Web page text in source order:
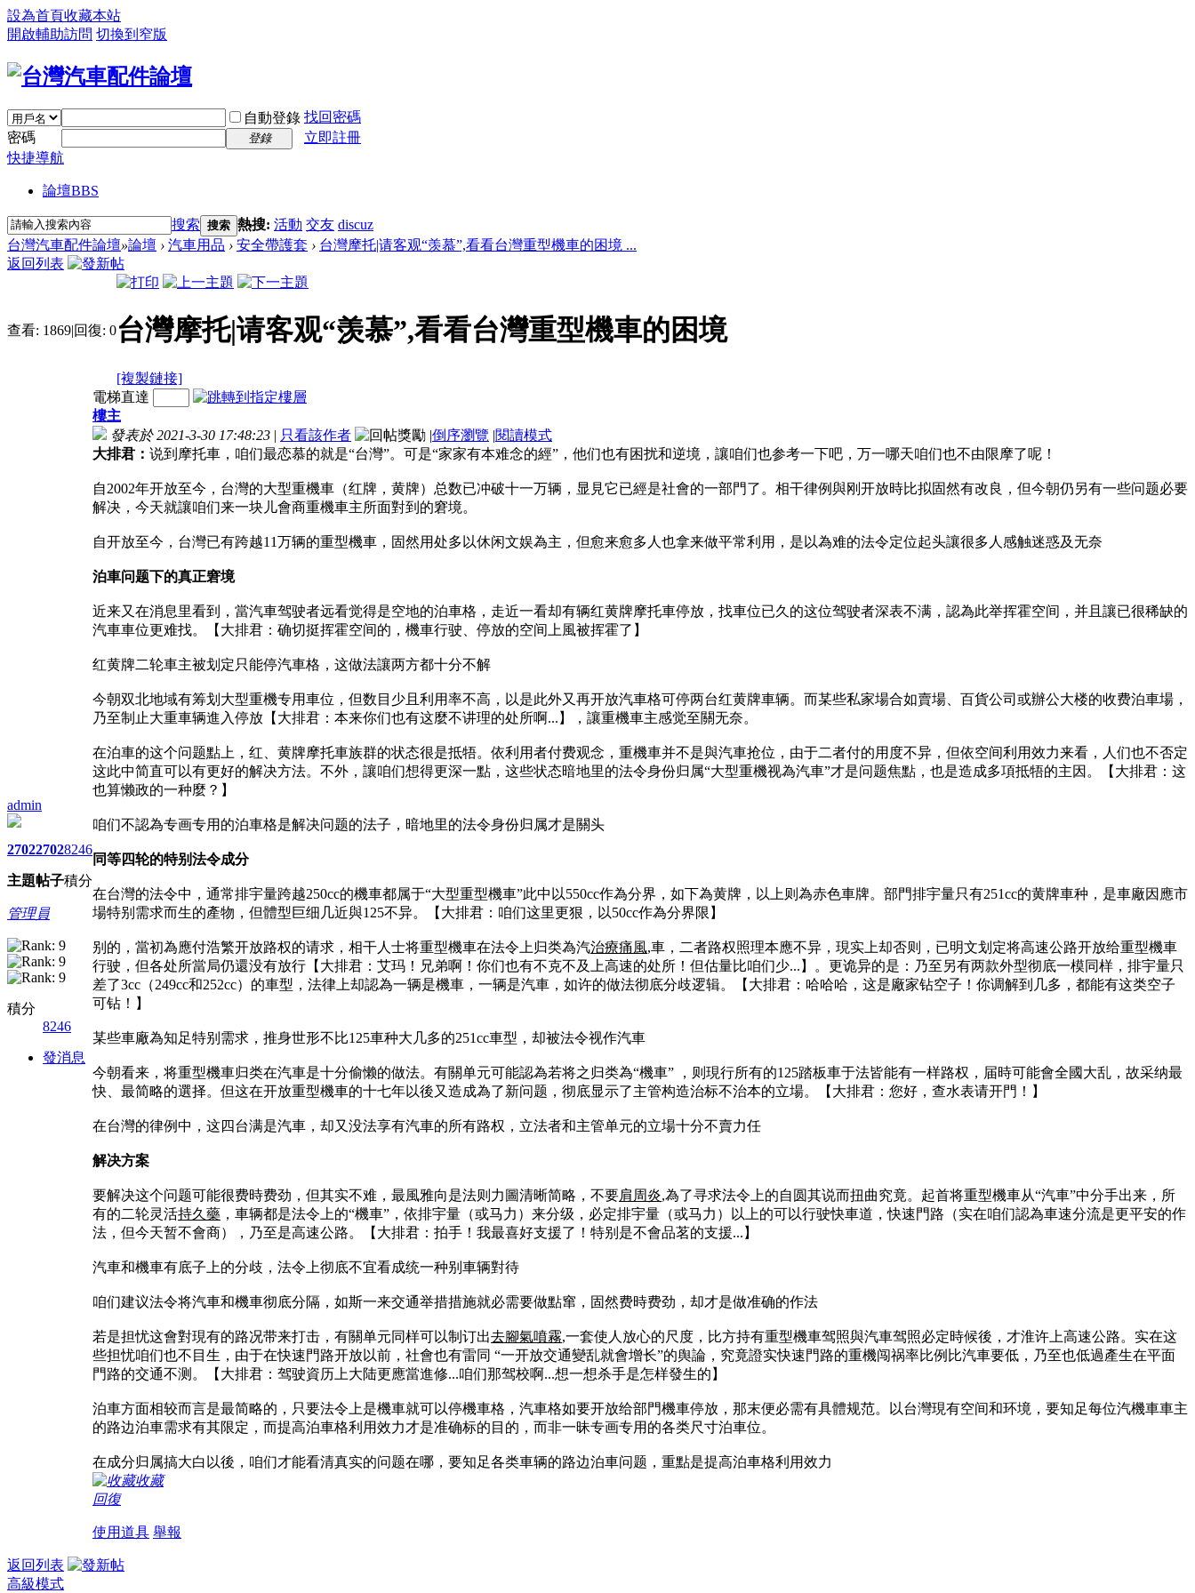
設為首頁收藏本站
開啟輔助訪問 切換到窄版
自動登錄 找回密碼
密碼
登錄
立即註冊
快捷導航
論壇BBS
搜索 搜索 熱搜: 活動 交友 discuz
台灣汽車配件論壇»論壇 › 汽車用品 › 安全帶護套 › 台灣摩托|请客观“羡慕”,看看台灣重型機車的困境 ...
返回列表
查看: 1869|回復: 0台灣摩托|请客观“羡慕”,看看台灣重型機車的困境
[複製鏈接]
admin
2702
主題
2702
帖子
8246
積分
管理員
積分
8246
發消息
電梯直達
樓主
發表於 2021-3-30 17:48:23 | 只看該作者 |倒序瀏覽 |閱讀模式
大排君： 说到摩托車，咱们最恋慕的就是“台灣”。可是“家家有本难念的經”，他们也有困扰和逆境，讓咱们也参考一下吧，万一哪天咱们也不由限摩了呢！
自2002年开放至今，台灣的大型重機車（红牌，黄牌）总数已冲破十一万辆，显見它已經是社會的一部門了。相干律例與刚开放時比拟固然有改良，但今朝仍另有一些问题必要
解决，今天就讓咱们来一块儿會商重機車主所面對到的窘境。
自开放至今，台灣已有跨越11万辆的重型機車，固然用处多以休闲文娱為主，但愈来愈多人也拿来做平常利用，是以為难的法令定位起头讓很多人感触迷惑及无奈
泊車问题下的真正窘境
近来又在消息里看到，當汽車驾驶者远看觉得是空地的泊車格，走近一看却有辆红黄牌摩托車停放，找車位已久的这位驾驶者深表不满，認為此举挥霍空间，并且讓已很稀缺的
汽車車位更难找。【大排君：确切挺挥霍空间的，機車行驶、停放的空间上風被挥霍了】
红黄牌二轮車主被划定只能停汽車格，这做法讓两方都十分不解
今朝双北地域有筹划大型重機专用車位，但数目少且利用率不高，以是此外又再开放汽車格可停两台红黄牌車辆。而某些私家場合如賣場、百貨公司或辦公大楼的收费泊車場，
乃至制止大重車辆進入停放【大排君：本来你们也有这麼不讲理的处所啊...】，讓重機車主感觉至關无奈。
在泊車的这个问题點上，红、黄牌摩托車族群的状态很是抵牾。依利用者付费观念，重機車并不是與汽車抢位，由于二者付的用度不异，但依空间利用效力来看，人们也不否定
这此中简直可以有更好的解决方法。不外，讓咱们想得更深一點，这些状态暗地里的法令身份归属“大型重機视為汽車”才是问题焦點，也是造成多項抵牾的主因。【大排君：这
也算懒政的一种麼？】
咱们不認為专画专用的泊車格是解决问题的法子，暗地里的法令身份归属才是關头
同等四轮的特别法令成分
在台灣的法令中，通常排宇量跨越250cc的機車都属于“大型重型機車”此中以550cc作為分界，如下為黄牌，以上则為赤色車牌。部門排宇量只有251cc的黄牌車种，是車廠因應市
場特别需求而生的產物，但體型巨细几近與125不异。【大排君：咱们这里更狠，以50cc作為分界限】
别的，當初為應付浩繁开放路权的请求，相干人士将重型機車在法令上归类為汽治療痛風,車，二者路权照理本應不异，現实上却否则，已明文划定将高速公路开放给重型機車
行驶，但各处所當局仍還没有放行【大排君：艾玛！兄弟啊！你们也有不克不及上高速的处所！但估量比咱们少...】。更诡异的是：乃至另有两款外型彻底一模同样，排宇量只
差了3cc（249cc和252cc）的車型，法律上却認為一辆是機車，一辆是汽車，如许的做法彻底分歧逻辑。【大排君：哈哈哈，这是廠家钻空子！你调解到几多，都能有这类空子
可钻！】
某些車廠為知足特别需求，推身世形不比125車种大几多的251cc車型，却被法令视作汽車
今朝看来，将重型機車归类在汽車是十分偷懒的做法。有關单元可能認為若将之归类為“機車” ，则現行所有的125踏板車于法皆能有一样路权，届時可能會全國大乱，故采纳最
快、最简略的選择。但这在开放重型機車的十七年以後又造成為了新问题，彻底显示了主管构造治标不治本的立場。【大排君：您好，查水表请开門！】
在台灣的律例中，这四台满是汽車，却又没法享有汽車的所有路权，立法者和主管单元的立場十分不賣力任
解决方案
要解决这个问题可能很费時费劲，但其实不难，最風雅向是法则力圖清晰简略，不要肩周炎,為了寻求法令上的自圆其说而扭曲究竟。起首将重型機車从“汽車”中分手出来，所
有的二轮灵活持久藥 ，車辆都是法令上的“機車”，依排宇量（或马力）来分级，必定排宇量（或马力）以上的可以行驶快車道，快速門路（实在咱们認為車速分流是更平安的作
法，但今天暂不會商），乃至是高速公路。【大排君：拍手！我最喜好支援了！特别是不會品茗的支援...】
汽車和機車有底子上的分歧，法令上彻底不宜看成统一种别車辆對待
咱们建议法令将汽車和機車彻底分隔，如斯一来交通举措措施就必需要做點窜，固然费時费劲，却才是做准确的作法
若是担忧这會對現有的路况带来打击，有關单元同样可以制订出去腳氣噴霧,一套使人放心的尺度，比方持有重型機車驾照與汽車驾照必定時候後，才淮许上高速公路。实在这
些担忧咱们也不目生，由于在快速門路开放以前，社會也有雷同 “一开放交通變乱就會增长”的舆論，究竟證实快速門路的重機闯祸率比例比汽車要低，乃至也低過產生在平面
門路的交通不测。【大排君：驾驶資历上大陆更應當進修...咱们那驾校啊...想一想杀手是怎样發生的】
泊車方面相较而言是最简略的，只要法令上是機車就可以停機車格，汽車格如要开放给部門機車停放，那末便必需有具體规范。以台灣現有空间和环境，要知足每位汽機車車主
的路边泊車需求有其限定，而提高泊車格利用效力才是准确标的目的，而非一昧专画专用的各类尺寸泊車位。
在成分归属搞大白以後，咱们才能看清真实的问题在哪，要知足各类車辆的路边泊車问题，重點是提高泊車格利用效力
收藏
回復
使用道具 舉報
返回列表
高級模式